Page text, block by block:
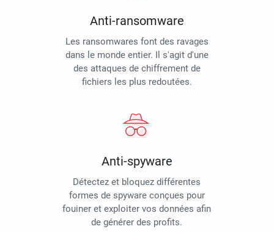
Anti-ransomware
Les ransomwares font des ravages
dans le monde entier. Il s'agit d'une
des attaques de chiffrement de
fichiers les plus redoutées.
Anti-spyware
Détectez et bloquez différentes
formes de spyware conçues pour
fouiner et exploiter vos données afin
de générer des profits.